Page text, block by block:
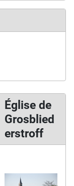
Église de
Grosblied
erstroff